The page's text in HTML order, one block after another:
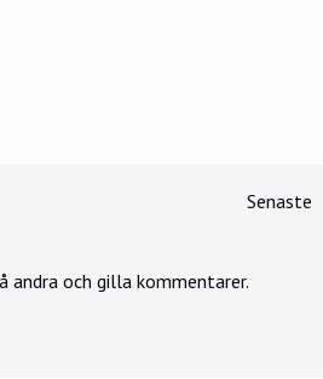
andra och gilla kommentarer.